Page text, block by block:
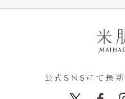
公式SNSにて最